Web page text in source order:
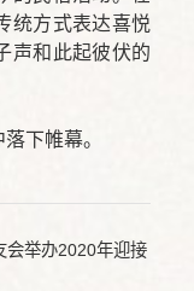
统方式表达喜悦
声和此起彼伏的
下帷幕。
会举办2020年迎接